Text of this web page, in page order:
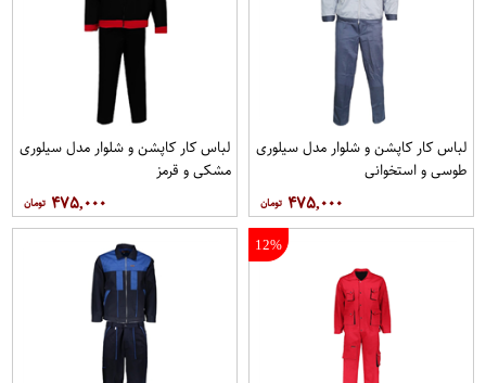
لباس کار کاپشن و شلوار مدل سيلوری
طوسی و استخوانی
۴۷۵,۰۰۰
لباس کار کاپشن و شلوار مدل سیلوری
مشکی و قرمز
۴۷۵,۰۰۰
12%